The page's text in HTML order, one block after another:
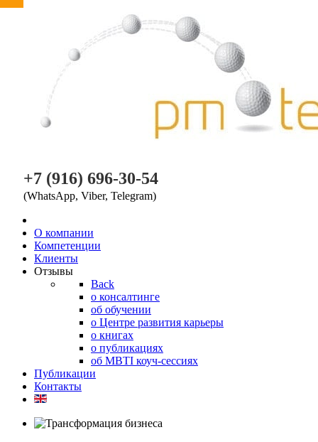
+7 (916) 696-30-54
(WhatsApp, Viber, Telegram)
O компании
Компетенции
Клиенты
Отзывы
Back
о консалтинге
об обучении
о Центре развития карьеры
о книгах
о публикациях
об MBTI коуч-сессиях
Публикации
Контакты